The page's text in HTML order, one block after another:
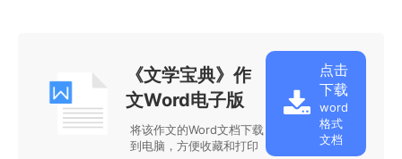
《文学宝典》作
文Word电子版
将该作文的Word文档下载
到电脑，方便收藏和打印
点击
下载
word
格式
文档